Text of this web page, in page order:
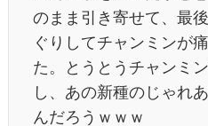
のまま引き寄せて、最
ぐりしてチャンミンが
た。とうとうチャンミ
し、あの新種のじゃれ
んだろうｗｗｗ